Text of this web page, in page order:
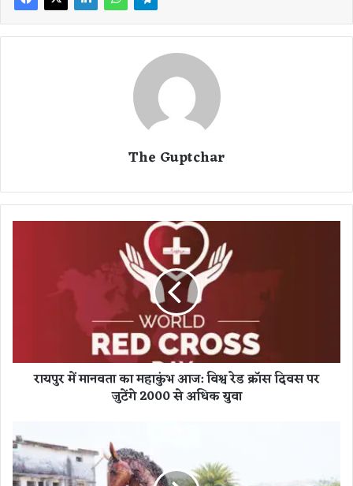
The Guptchar
ता
भ
आ
ज
रायपुर में मानवता का महाकुंभ आज: विश्व रेड क्रॉस दिवस पर
जुटेंगे 2000 से अधिक युवा
श
पु
र